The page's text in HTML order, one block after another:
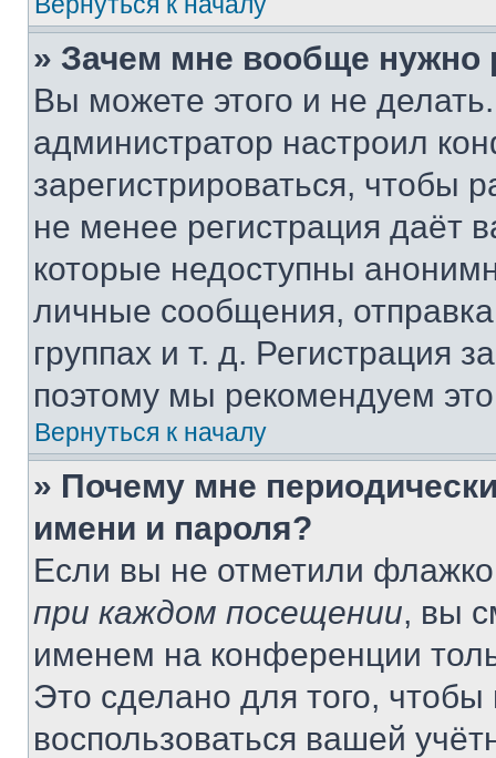
» Зачем мне вообще нужно
Вы можете этого и не
администратор настроил
зарегистрироваться, чтобы
не менее регистрация даёт
которые недоступны
личные сообщения,
группах и т. д. Регистрация
поэтому мы рекомендуем
Вернуться к началу
» Почему мне
имени и пароля?
Если вы не отметили
при каждом посещении, вы
именем на конференции
Это сделано для того, чтобы
воспользоваться вашей